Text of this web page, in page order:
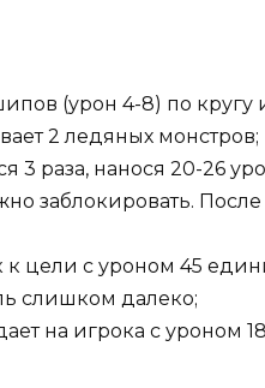
(урон 4-8) по кругу
2 ледяных монстров;
3 раза, нанося 20-26
заблокировать.
цели с уроном 45
слишком далеко;
на игрока с